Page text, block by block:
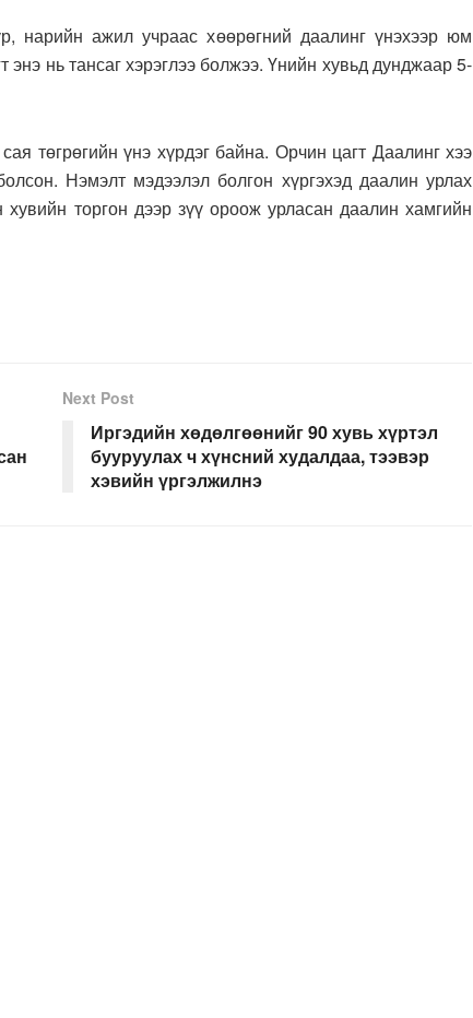
нарийн ажил учраас хөөрөгний даалинг үнэхээр юм
энэ нь тансаг хэрэглээ болжээ. Үнийн хувьд дунджаар 5-
төгрөгийн үнэ хүрдэг байна. Орчин цагт Даалинг хээ
Нэмэлт мэдээлэл болгон хүргэхэд даалин урлах
хувийн торгон дээр зүү ороож урласан даалин хамгийн
Next Post
Иргэдийн хөдөлгөөнийг 90 хувь хүртэл
бууруулах ч хүнсний худалдаа, тээвэр
хэвийн үргэлжилнэ